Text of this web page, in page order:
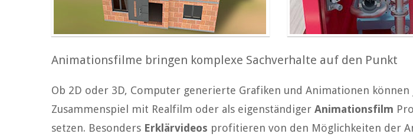
Animationsfilme bringen komplexe Sachverhalte auf den Punkt
Ob 2D oder 3D, Computer generierte Grafiken und Animationen
Zusammenspiel mit Realfilm oder als eigenständiger Animationsfilm
setzen. Besonders Erklärvideos profitieren von den Möglichkeiten der